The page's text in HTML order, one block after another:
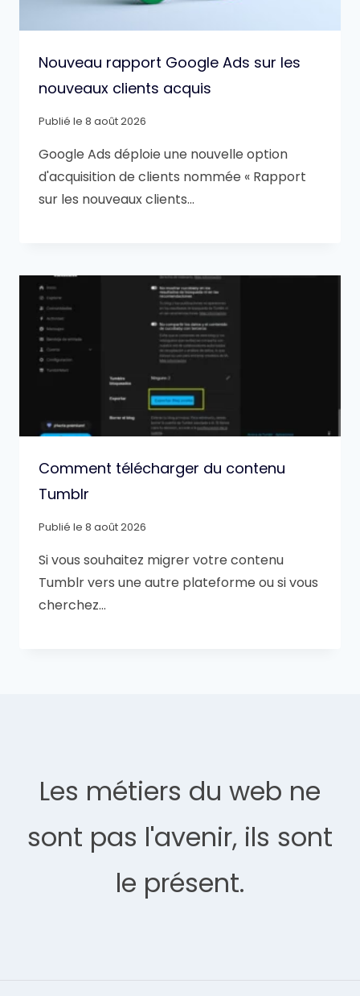
Nouveau rapport Google Ads sur les
nouveaux clients acquis
Publié le 8 août 2026
Google Ads déploie une nouvelle option
d'acquisition de clients nommée « Rapport
sur les nouveaux clients…
Comment télécharger du contenu
Tumblr
Publié le 8 août 2026
Si vous souhaitez migrer votre contenu
Tumblr vers une autre plateforme ou si vous
cherchez…
Les métiers du web ne
sont pas l'avenir, ils sont
le présent.